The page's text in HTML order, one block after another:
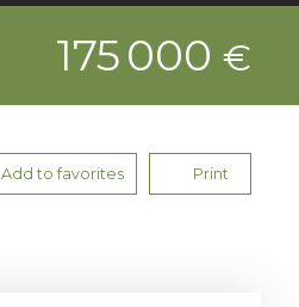
175 000 €
Add to favorites Print